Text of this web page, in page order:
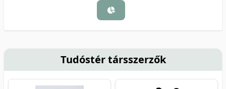
Tudóstér társszerzők